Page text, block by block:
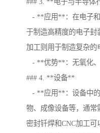
### 3. **电子与半导体
- **应用**：在电子和
于制造高精度的电子封
加工则用于制造复杂的
- **优势**：无氧化、
### 4. **设备**
- **应用**：设备中
物、成像设备等，通常
密封钎焊和CNC加工可